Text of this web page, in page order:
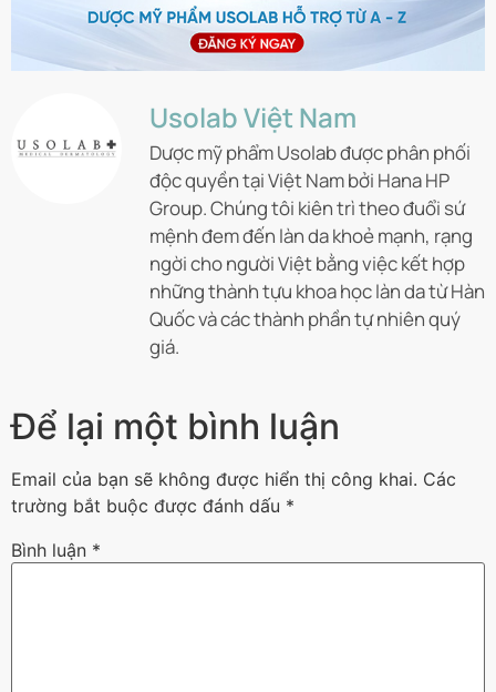
Usolab Việt Nam
Dược mỹ phẩm Usolab được phân phối
độc quyền tại Việt Nam bởi Hana HP
Group. Chúng tôi kiên trì theo đuổi sứ
mệnh đem đến làn da khoẻ mạnh, rạng
ngời cho người Việt bằng việc kết hợp
những thành tựu khoa học làn da từ Hàn
Quốc và các thành phần tự nhiên quý
giá.
Để lại một bình luận
Email của bạn sẽ không được hiển thị công khai. Các
trường bắt buộc được đánh dấu *
Bình luận *